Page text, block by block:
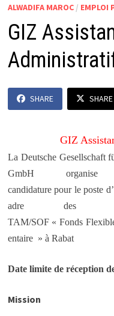
ALWADIFA MAROC/ EMPLOI
GIZ
SHARE SHARE
GIZ
La Deutsche Gesellschaft
GmbH
candidature pour le poste
adre des
TAM/SOF « Fonds
entaire » à Rabat
Date limite de réception
Mission